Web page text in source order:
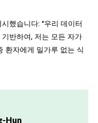
했습니다: “우리 데이터
반하여, 저는 모든 자가
환자에게 밀가루 없는 식
Hun